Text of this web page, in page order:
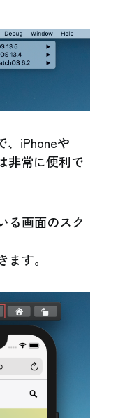
、iPhoneや
非常に便利で
る画面のスク
す。